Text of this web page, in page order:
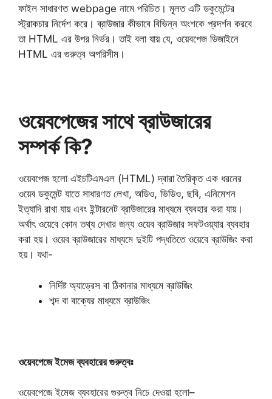
ফাইল সাধারণত webpage নামে পরিচিত। মূলত এটি ডকুমেন্টের
স্ট্রাকচার নির্দেশ করে। ব্রাউজার কীভাবে বিভিন্ন অংশকে প্রদর্শন করবে
তা HTML এর উপর নির্ভর। তাই বলা যায় যে, ওয়েবপেজ ডিজাইনে
HTML এর গুরুত্ব অপরিসীম।
ওয়েবপেজের সাথে ব্রাউজারের
সম্পর্ক কি?
ওয়েবপেজ হলাে এইচটিএমএল (HTML) দ্বারা তৈরিকৃত এক ধরনের
ওয়েব ডকুমেন্ট যাতে সাধারণত লেখা, অডিও, ভিডিও, ছবি, এনিমেশন
ইত্যাদি রাখা যায় এবং ইন্টারনেট ব্রাউজারের মাধ্যমে ব্যবহার করা যায়।
অর্থাৎ ওয়েবে কোন তথ্য দেখার জন্য ওয়েব ব্রাউজার সফটওয়্যার ব্যবহার
করা হয়। ওয়েব ব্রাউজারের মাধ্যমে দুইটি পদ্ধতিতে ওয়েবে ব্রাউজিং করা
হয়। যথা-
নির্দিষ্ট অ্যাড্রেস বা ঠিকানার মাধ্যমে ব্রাউজিং
শব্দ বা বাক্যের মাধ্যমে ব্রাউজিং
ওয়েবপেজে ইমেজ ব্যবহারের গুরুত্বঃ
ওয়েবপেজে ইমেজ ব্যবহারের গুরুত্ব নিচে দেওয়া হলো–